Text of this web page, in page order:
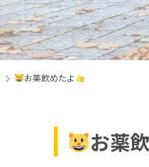
お薬飲めたよ
お薬